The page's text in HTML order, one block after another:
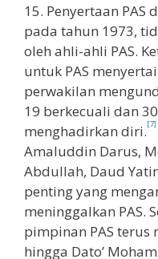
15. Penyertaan PAS
pada tahun 1973,
oleh ahli-ahli PAS.
untuk PAS menyertai
perwakilan
19 berkecuali dan
menghadirkan diri.[7]
Amaluddin Darus,
Abdullah, Daud
penting yang
meninggalkan PAS.
pimpinan PAS terus
hingga Dato’